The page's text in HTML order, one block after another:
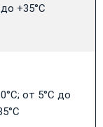
+35°С
от 5°С до